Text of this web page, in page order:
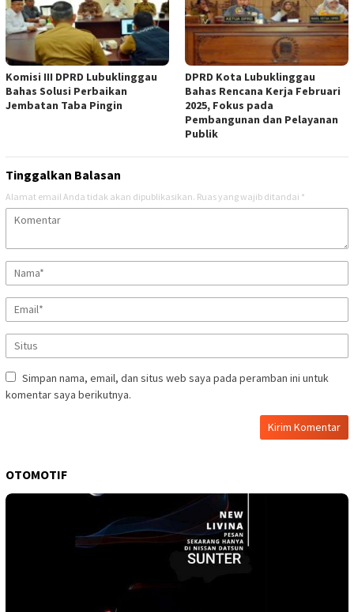
Komisi III DPRD Lubuklinggau
Bahas Solusi Perbaikan
Jembatan Taba Pingin
DPRD Kota Lubuklinggau
Bahas Rencana Kerja Februari
2025, Fokus pada
Pembangunan dan Pelayanan
Publik
Tinggalkan Balasan
Alamat email Anda tidak akan dipublikasikan. Ruas yang wajib ditandai *
Simpan nama, email, dan situs web saya pada peramban ini untuk
komentar saya berikutnya.
OTOMOTIF